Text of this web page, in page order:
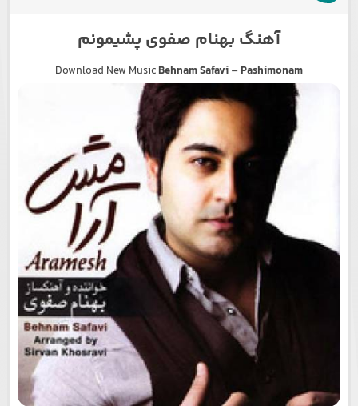
آهنگ بهنام صفوی پشیمونم
Download New MusicBehnam Safavi– Pashimonam